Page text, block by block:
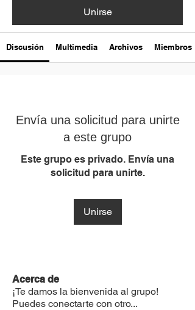
Unirse
Discusión Multimedia Archivos Miembros
Envía una solicitud para unirte
a este grupo
Este grupo es privado. Envía una
solicitud para unirte.
Unirse
Acerca de
¡Te damos la bienvenida al grupo!
Puedes conectarte con otro...